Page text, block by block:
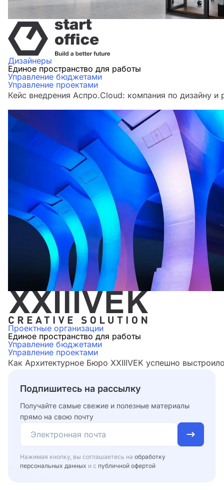
Дизайнеры
Единое пространство для работы
Управление бюджетами
Управление проектами
Кейс внедрения Аспро.Cloud: компания по дизайну
Проектные организации
Единое пространство для работы
Управление бюджетами
Управление проектами
Как Архитектурное Бюро XXIIIVEK успешно
Подпишитесь на рассылку
Получайте самые свежие и полезные материалы
прямо на свою почту
Нажимая кнопку, вы соглашаетесь на обработку
персональных данных и с публичной офертой